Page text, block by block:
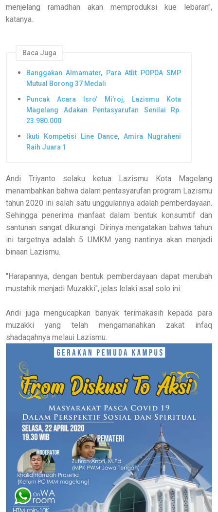
menjelang ramadhan akan memproduksi kue lebaran",
katanya.
Baca Juga
Banggakan Almamater, Para Atlit POPDA SMP
Mutual Borong 37 Medali
Puncak Acara Isro’ Mi’roj, Lazismu Kota
Magelang Adakan Pentasyarufan Senilai Rp.
23.980.000
Ikuti Kompetisi Line Dance, Amira Nugraheni
Raih Juara 1
Andi Triyanto selaku ketua Lazismu Kota Magelang
menambahkan bahwa dalam pentasyarufan program Lazismu
tahun 2020 ini salah satu unggulannya adalah pemberdayaan.
Sehingga penerima manfaat dalam bentuk konsumtif dan
santunan sangat dikurangi. Dirinya mengatakan bahwa tahun
ini targetnya adalah 5 UMKM yang nantinya akan menjadi
binaan Lazismu.
"Harapannya, dengan bentuk pemberdayaan dapat merubah
mustahik menjadi Muzakki", jelas lelaki asal solo ini.
Andi juga mengucapkan banyak terimakasih kepada para
muzakki yang telah mengamanahkan zakat infaq
shadaqahnya melaui Lazismu.